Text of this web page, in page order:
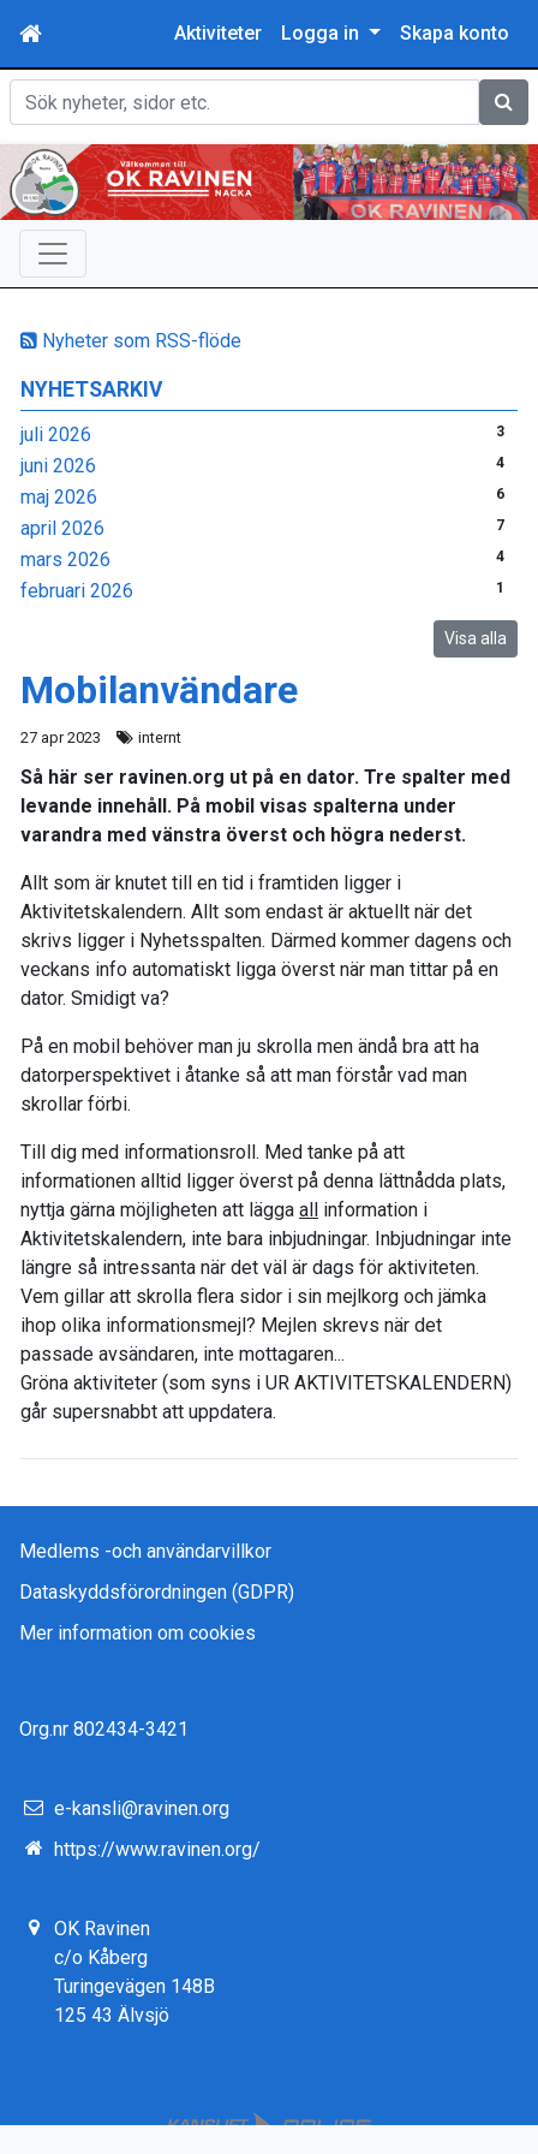
Aktiviteter Logga in Skapa konto
Sök
Nyheter som RSS-flöde
NYHETSARKIV
juli 2026 3
juni 2026 4
maj 2026 6
april 2026 7
mars 2026 4
februari 2026 1
Visa alla
Mobilanvändare
27 apr 2023 internt
Så här ser ravinen.org ut på en dator. Tre spalter med
levande innehåll. På mobil visas spalterna under
varandra med vänstra överst och högra nederst.
Allt som är knutet till en tid i framtiden ligger i
Aktivitetskalendern. Allt som endast är aktuellt när det
skrivs ligger i Nyhetsspalten. Därmed kommer dagens och
veckans info automatiskt ligga överst när man tittar på en
dator. Smidigt va?
På en mobil behöver man ju skrolla men ändå bra att ha
datorperspektivet i åtanke så att man förstår vad man
skrollar förbi.
Till dig med informationsroll. Med tanke på att
informationen alltid ligger överst på denna lättnådda plats,
nyttja gärna möjligheten att lägga all information i
Aktivitetskalendern, inte bara inbjudningar. Inbjudningar inte
längre så intressanta när det väl är dags för aktiviteten.
Vem gillar att skrolla flera sidor i sin mejlkorg och jämka
ihop olika informationsmejl? Mejlen skrevs när det
passade avsändaren, inte mottagaren...
Gröna aktiviteter (som syns i UR AKTIVITETSKALENDERN)
går supersnabbt att uppdatera.
Medlems -och användarvillkor
Dataskyddsförordningen (GDPR)
Mer information om cookies
Org.nr 802434-3421
e-kansli@ravinen.org
https://www.ravinen.org/
OK Ravinen
c/o Kåberg
Turingevägen 148B
125 43 Älvsjö